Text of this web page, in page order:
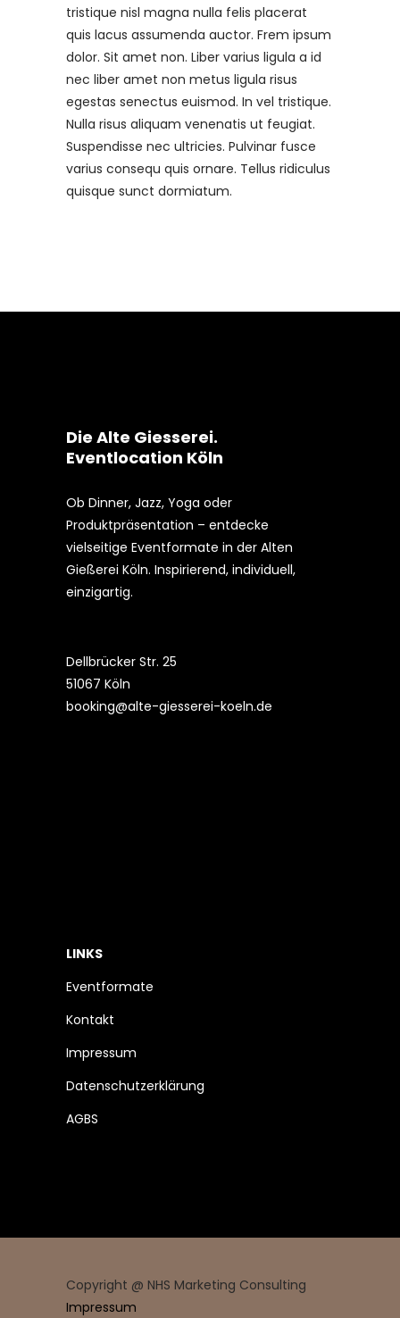
tristique nisl magna nulla felis placerat
quis lacus assumenda auctor. Frem ipsum
dolor. Sit amet non. Liber varius ligula a id
nec liber amet non metus ligula risus
egestas senectus euismod. In vel tristique.
Nulla risus aliquam venenatis ut feugiat.
Suspendisse nec ultricies. Pulvinar fusce
varius consequ quis ornare. Tellus ridiculus
quisque sunct dormiatum.
Die Alte Giesserei.
Eventlocation Köln
Ob Dinner, Jazz, Yoga oder
Produktpräsentation – entdecke
vielseitige Eventformate in der Alten
Gießerei Köln. Inspirierend, individuell,
einzigartig.
Dellbrücker Str. 25
51067 Köln
booking@alte-giesserei-koeln.de
LINKS
Eventformate
Kontakt
Impressum
Datenschutzerklärung
AGBS
Copyright @ NHS Marketing Consulting
Impressum